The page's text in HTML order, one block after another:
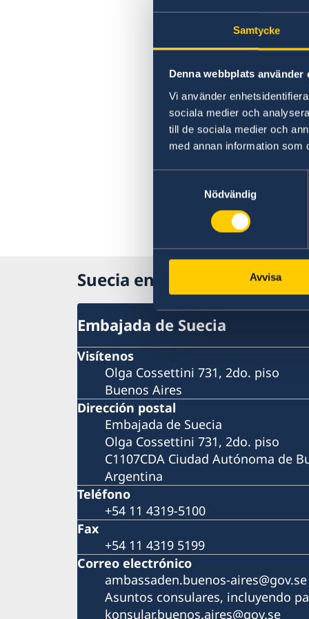
Samtycke
Denna webbplats använder
Vi använder
sociala medier och
till de sociala medier och
med annan information som
Nödvändig
Avvisa
Suecia en Argentina
Embajada de Suecia
Visítenos
Olga Cossettini 731, 2do. piso
Buenos Aires
Dirección postal
Embajada de Suecia
Olga Cossettini 731, 2do. piso
C1107CDA Ciudad Autónoma de
Argentina
Teléfono
+54 11 4319-5100
Fax
+54 11 4319 5199
Correo electrónico
ambassaden.buenos-aires@gov.se
Asuntos consulares, incluyendo
konsular.buenos.aires@gov.se